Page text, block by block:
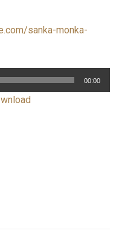
sanka-monka-
00:00